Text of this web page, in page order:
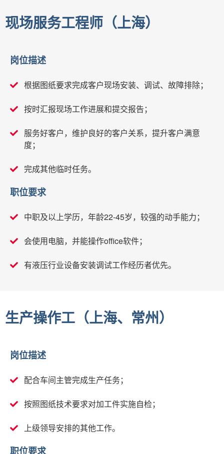
现场服务工程师（上海）
岗位描述
根据图纸要求完成客户现场安装、调试、故障排除；
按时汇报现场工作进展和提交报告；
服务好客户，维护良好的客户关系，提升客户满意
度；
完成其他临时任务。
职位要求
中职及以上学历，年龄22-45岁，较强的动手能力；
会使用电脑，并能操作office软件；
有液压行业设备安装调试工作经历者优先。
生产操作工（上海、常州）
岗位描述
配合车间主管完成生产任务；
按照图纸技术要求对加工件实施自检；
上级领导安排的其他工作。
职位要求